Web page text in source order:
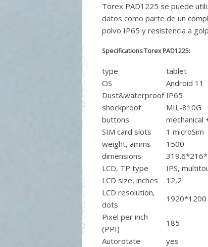
Torex PAD1225 se puede
datos como parte de un
polvo IP65 y resistencia a
Specifications Torex PAD1225:
type
tablet
OS
Android 11
Dust&waterproof IP65
shockproof
MIL-810G
buttons
mechanical
SIM card slots
1 microSim
weight, amms
1500
dimensions
LCD, TP type
IPS,
LCD size, inches
12,2
LCD resolution,
dots
1920*1200
Pixel per inch
(PPI)
185
Autorotate
yes